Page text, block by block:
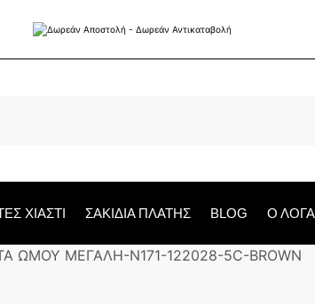
ΧΙΑΣΤΙ ΣΑΚΙΔΙΑ ΠΛΑΤΗΣ BLOG Ο
ΩΜΟΥ ΜΕΓΑΛΗ-Ν171-122028-5C-BROWN